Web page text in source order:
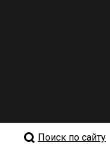
Поиск по сайту